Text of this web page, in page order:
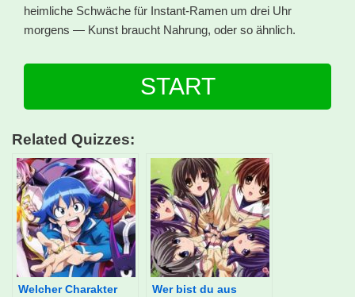
heimliche Schwäche für Instant-Ramen um drei Uhr
morgens — Kunst braucht Nahrung, oder so ähnlich.
START
Related Quizzes:
Welcher Charakter
Wer bist du aus